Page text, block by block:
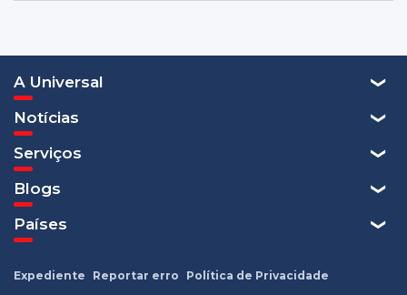
A Universal
Notícias
Serviços
Blogs
Países
Expediente Reportar erro Política de Privacidade